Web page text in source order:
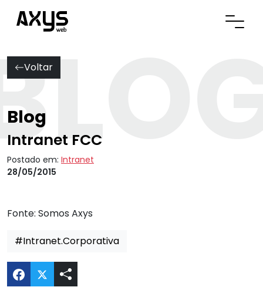
Abrir
Voltar
Blog
Intranet FCC
Postado em: Intranet
28/05/2015
Fonte: Somos Axys
#Intranet.Corporativa
Compartilhar Intranet FCC no Twitter